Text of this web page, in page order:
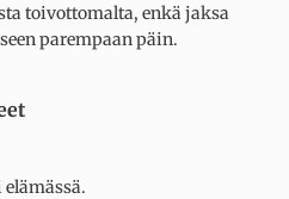
toivottomalta, enkä jaksa
parempaan päin.